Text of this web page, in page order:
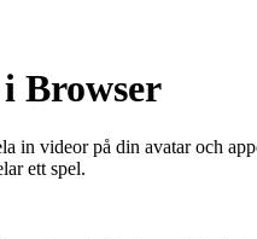
Browser
in videor på din avatar och
ett spel.